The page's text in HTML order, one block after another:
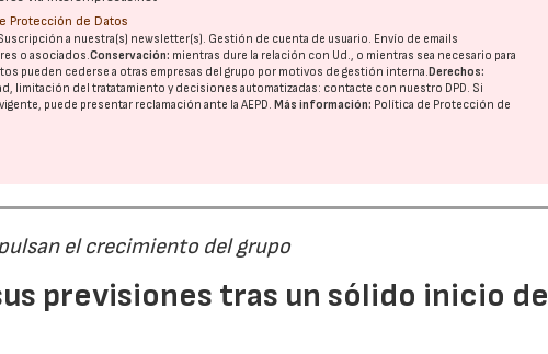
Protección de Datos
a nuestra(s) newsletter(s). Gestión de cuenta de usuario. Envío de emails
o asociados.Conservación: mientras dure la relación con Ud., o mientras sea necesario para
pueden cederse a otras empresas del grupo por motivos de gestión interna. Derechos:
limitación del tratatamiento y decisiones automatizadas: contacte con nuestro DPD. Si
puede presentar reclamación ante laAEPD. Más información: Política de Protección de
el crecimiento del grupo
previsiones tras un sólido inicio de